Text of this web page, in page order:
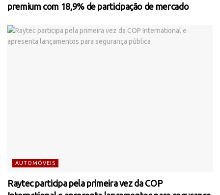
premium com 18,9% de participação de mercado
AUTOMÓVEIS
Raytec participa pela primeira vez da COP